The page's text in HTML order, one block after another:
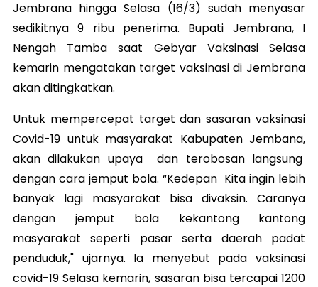
Jembrana hingga Selasa (16/3) sudah menyasar
sedikitnya 9 ribu penerima. Bupati Jembrana, I
Nengah Tamba saat Gebyar Vaksinasi Selasa
kemarin mengatakan target vaksinasi di Jembrana
akan ditingkatkan.
Untuk mempercepat target dan sasaran vaksinasi
Covid-19 untuk masyarakat Kabupaten Jembana,
akan dilakukan upaya dan terobosan langsung
dengan cara jemput bola. “Kedepan Kita ingin lebih
banyak lagi masyarakat bisa divaksin. Caranya
dengan jemput bola kekantong kantong
masyarakat seperti pasar serta daerah padat
penduduk," ujarnya. Ia menyebut pada vaksinasi
covid-19 Selasa kemarin, sasaran bisa tercapai 1200